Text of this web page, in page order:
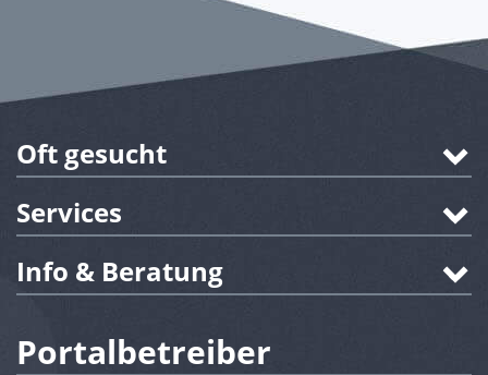
Oft gesucht
Services
Info & Beratung
Portalbetreiber